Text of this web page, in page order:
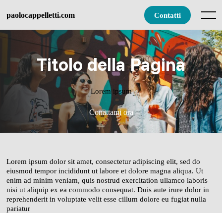
paolocappelletti.com Menu
Contatti
Titolo della Pagina
Lorem ipsum
Conattami ora
Lorem ipsum dolor sit amet, consectetur adipiscing elit, sed do
eiusmod tempor incididunt ut labore et dolore magna aliqua. Ut
enim ad minim veniam, quis nostrud exercitation ullamco laboris
nisi ut aliquip ex ea commodo consequat. Duis aute irure dolor in
reprehenderit in voluptate velit esse cillum dolore eu fugiat nulla
pariatur